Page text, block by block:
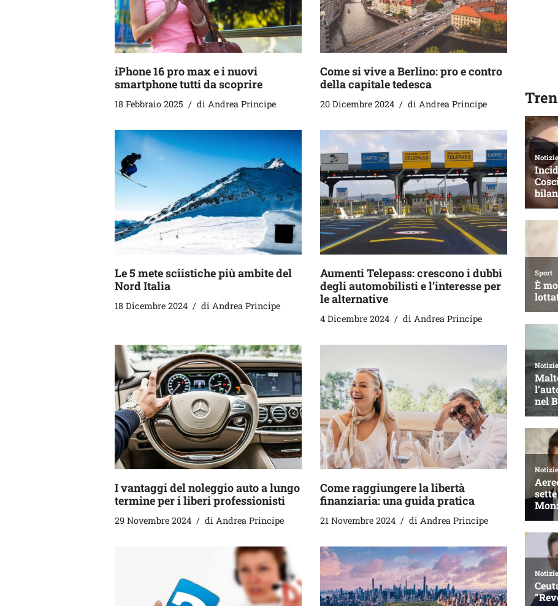
iPhone 16 pro max e i nuovi
smartphone tutti da scoprire
18 Febbraio 2025 di Andrea Principe
Come si vive a Berlino: pro e contro
della capitale tedesca
20 Dicembre 2024 di Andrea Principe
Le 5 mete sciistiche più ambite del
Nord Italia
18 Dicembre 2024 di Andrea Principe
Aumenti Telepass: crescono i dubbi
degli automobilisti e l’interesse per
le alternative
4 Dicembre 2024 di Andrea Principe
I vantaggi del noleggio auto a lungo
termine per i liberi professionisti
29 Novembre 2024 di Andrea Principe
Come raggiungere la libertà
finanziaria: una guida pratica
21 Novembre 2024 di Andrea Principe